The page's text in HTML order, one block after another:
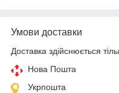
Умови доставки
Доставка здійснюється
Нова Пошта
Укрпошта